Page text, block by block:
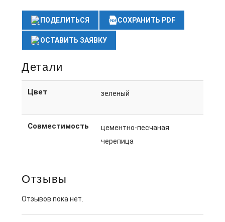
ПОДЕЛИТЬСЯ СОХРАНИТЬ PDF
ОСТАВИТЬ ЗАЯВКУ
Детали
Цвет зеленый
Совместимость
цементно-песчаная
черепица
Отзывы
Отзывов пока нет.